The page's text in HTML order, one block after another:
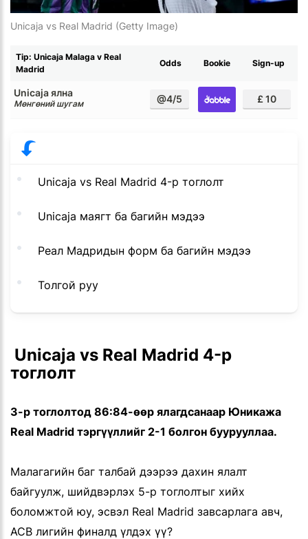
Unicaja vs Real Madrid (Getty Image)
Tip: Unicaja Malaga v Real
Madrid
Odds Bookie Sign-up
Unicaja ялна
Мөнгөний шугам @4/5 £ 10
Unicaja vs Real Madrid 4-р тоглолт
Unicaja маягт ба багийн мэдээ
Реал Мадридын форм ба багийн мэдээ
Толгой руу
тоглолт
3-р тоглолтод 86:84-өөр ялагдсанаар Юникажа
Real Madrid тэргүүллийг 2-1 болгон буурууллаа.
Малагагийн баг талбай дээрээ дахин ялалт
байгуулж, шийдвэрлэх 5-р тоглолтыг хийх
боломжтой юу, эсвэл Real Madrid завсарлага авч,
ACB лигийн финалд үлдэх үү?